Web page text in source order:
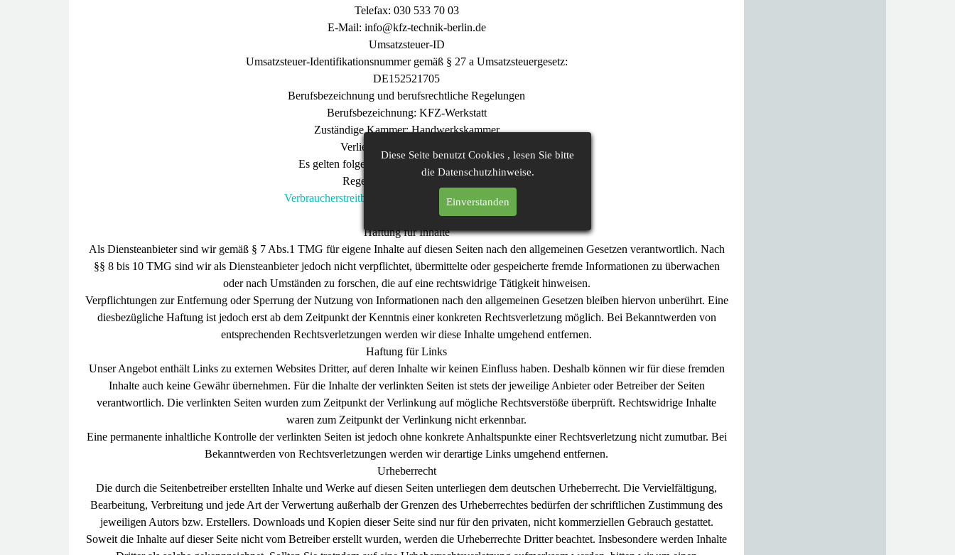
Telefax: 030 533 70 03
E-Mail: info@kfz-technik-berlin.de
Umsatzsteuer-ID
Umsatzsteuer-Identifikationsnummer gemäß § 27 a Umsatzsteuergesetz:
DE152521705
Berufsbezeichnung und berufsrechtliche Regelungen
Berufsbezeichnung: KFZ-Werkstatt
Zuständige Kammer: Handwerkskammer
Verliehen durch: Deutschland
Es gelten folgende berufsrechtliche Regelungen:
Regelungen einsehbar unter:
Verbraucher­streit­beilegung/Universal­schlichtungs­stelle
Haftung für Inhalte
Als Diensteanbieter sind wir gemäß § 7 Abs.1 TMG für eigene Inhalte auf diesen Seiten nach den allgemeinen Gesetzen verantwortlich. Nach
§§ 8 bis 10 TMG sind wir als Diensteanbieter jedoch nicht verpflichtet, übermittelte oder gespeicherte fremde Informationen zu überwachen
oder nach Umständen zu forschen, die auf eine rechtswidrige Tätigkeit hinweisen.
Verpflichtungen zur Entfernung oder Sperrung der Nutzung von Informationen nach den allgemeinen Gesetzen bleiben hiervon unberührt. Eine
diesbezügliche Haftung ist jedoch erst ab dem Zeitpunkt der Kenntnis einer konkreten Rechtsverletzung möglich. Bei Bekanntwerden von
entsprechenden Rechtsverletzungen werden wir diese Inhalte umgehend entfernen.
Haftung für Links
Unser Angebot enthält Links zu externen Websites Dritter, auf deren Inhalte wir keinen Einfluss haben. Deshalb können wir für diese fremden
Inhalte auch keine Gewähr übernehmen. Für die Inhalte der verlinkten Seiten ist stets der jeweilige Anbieter oder Betreiber der Seiten
verantwortlich. Die verlinkten Seiten wurden zum Zeitpunkt der Verlinkung auf mögliche Rechtsverstöße überprüft. Rechtswidrige Inhalte
waren zum Zeitpunkt der Verlinkung nicht erkennbar.
Eine permanente inhaltliche Kontrolle der verlinkten Seiten ist jedoch ohne konkrete Anhaltspunkte einer Rechtsverletzung nicht zumutbar. Bei
Bekanntwerden von Rechtsverletzungen werden wir derartige Links umgehend entfernen.
Urheberrecht
Die durch die Seitenbetreiber erstellten Inhalte und Werke auf diesen Seiten unterliegen dem deutschen Urheberrecht. Die Vervielfältigung,
Bearbeitung, Verbreitung und jede Art der Verwertung außerhalb der Grenzen des Urheberrechtes bedürfen der schriftlichen Zustimmung des
jeweiligen Autors bzw. Erstellers. Downloads und Kopien dieser Seite sind nur für den privaten, nicht kommerziellen Gebrauch gestattet.
Soweit die Inhalte auf dieser Seite nicht vom Betreiber erstellt wurden, werden die Urheberrechte Dritter beachtet. Insbesondere werden Inhalte
Diese Seite benutzt Cookies , lesen Sie bitte
die Datenschutzhinweise.
Einverstanden